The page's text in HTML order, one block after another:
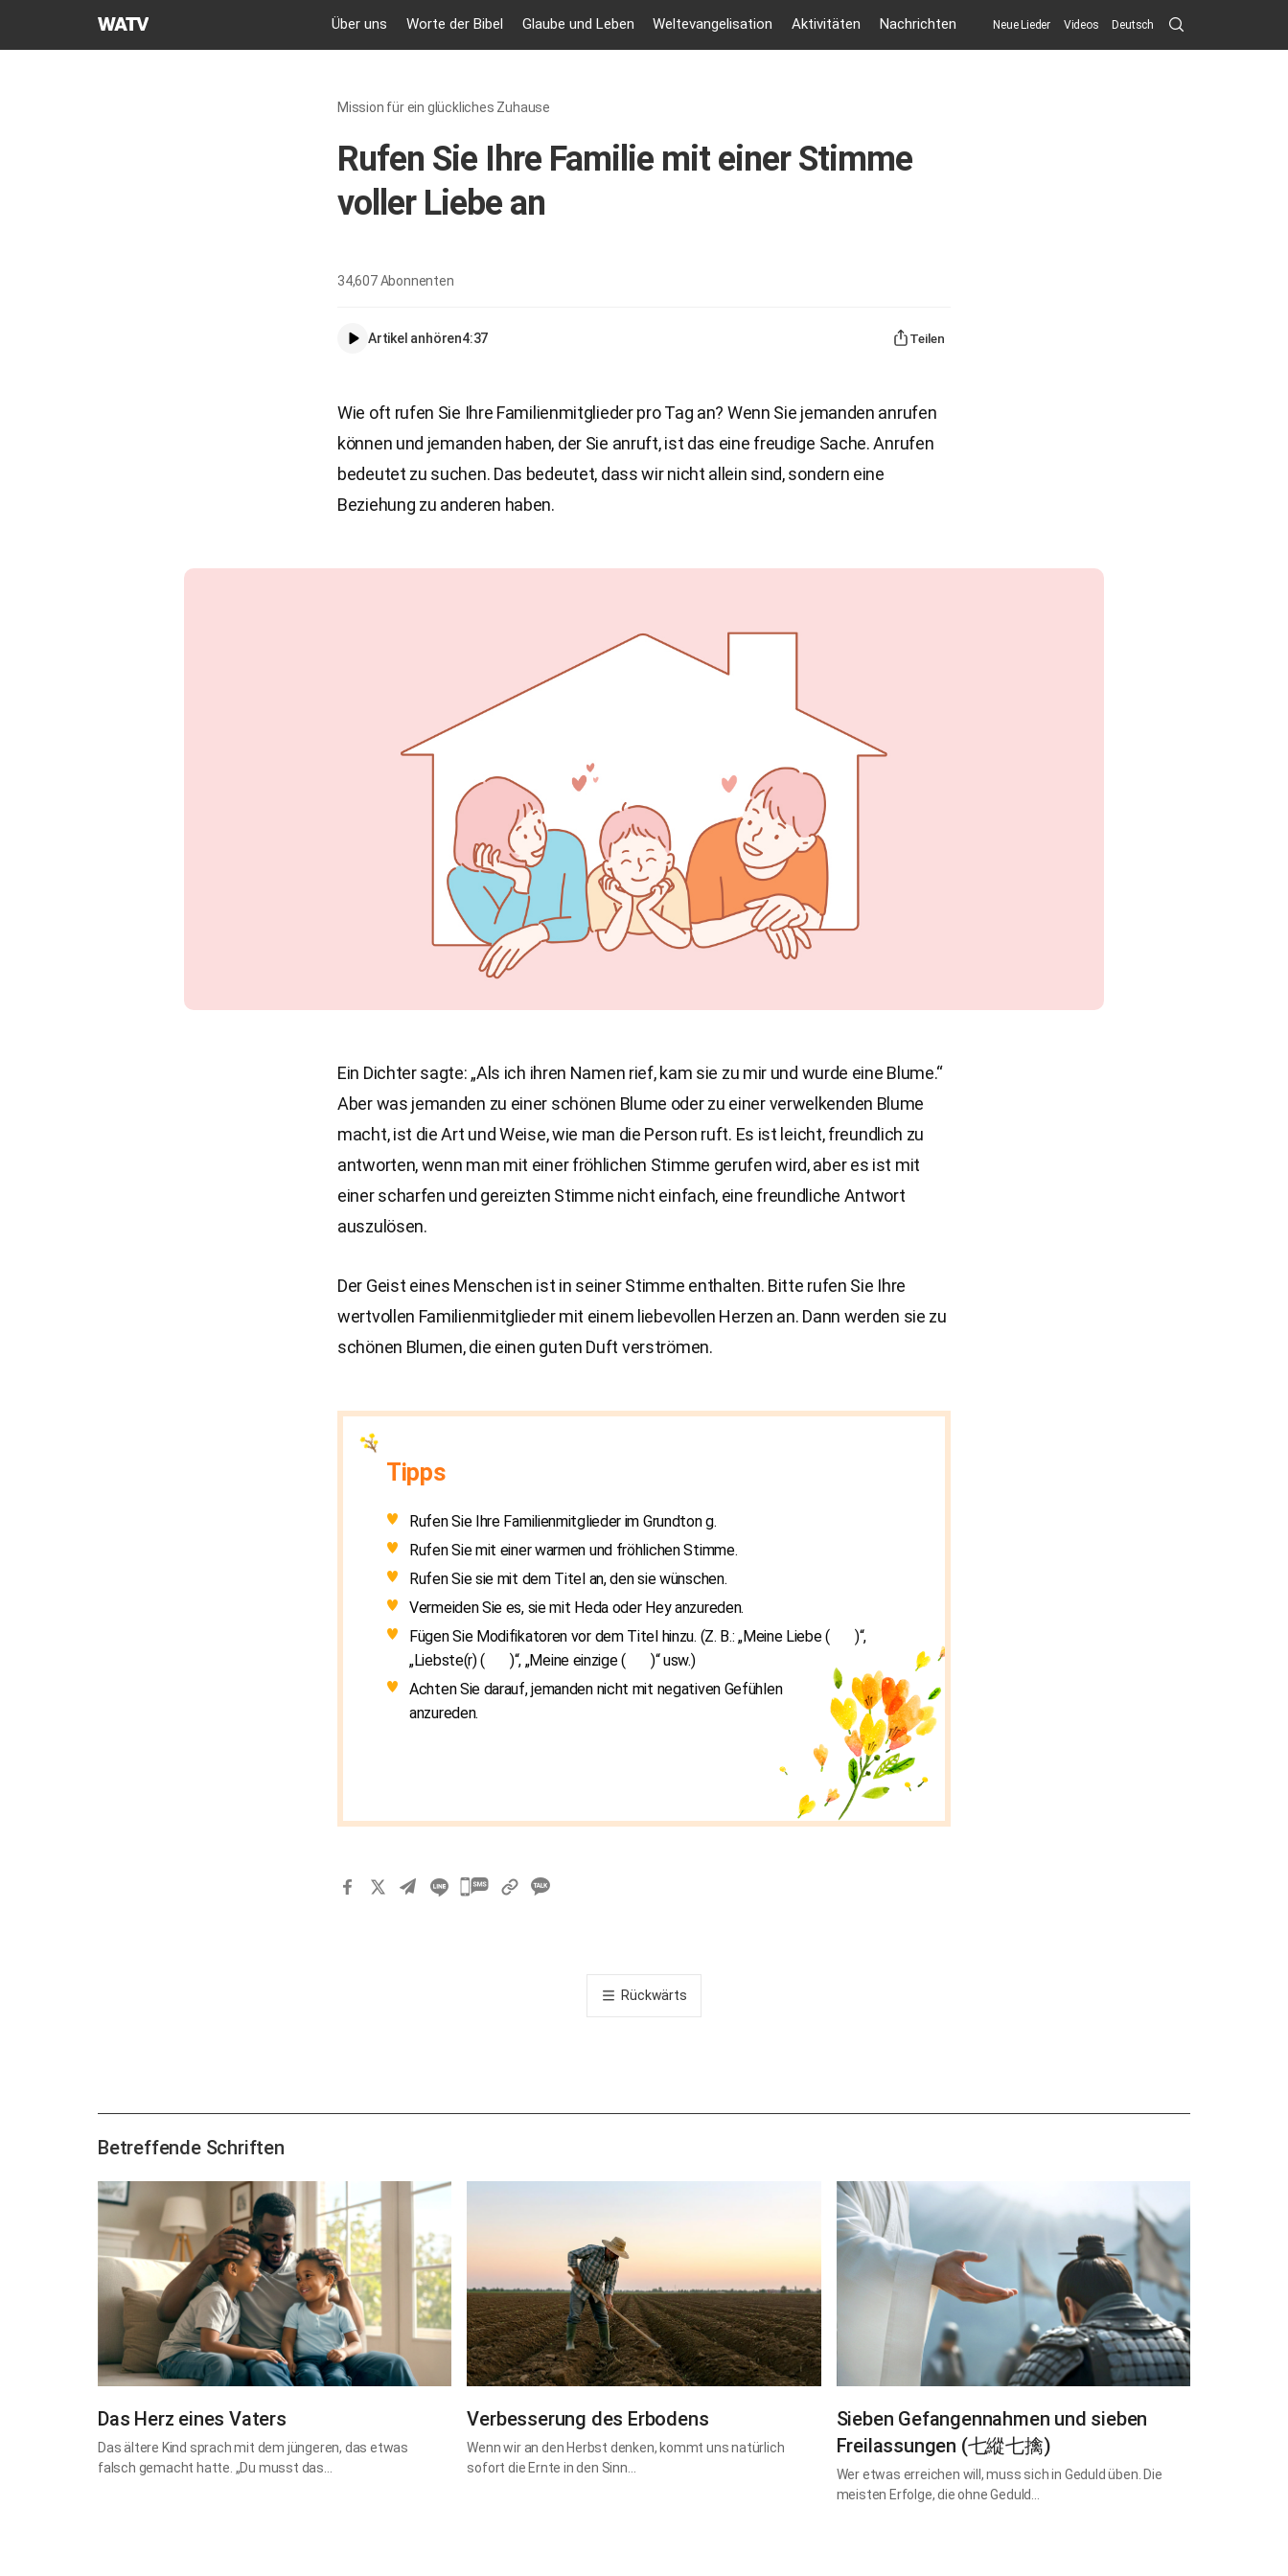
GEMEINDE
Über uns Worte der Bibel Glaube und Leben Weltevangelisation Aktivitäten Nachrichten Neue Lieder Videos Deutsch Search
Submit
Mission für ein glückliches Zuhause
Rufen Sie Ihre Familie mit einer Stimme
voller Liebe an
34,607Abonnenten
Artikel anhören4:37 Teilen
Wie oft rufen Sie Ihre Familienmitglieder pro Tag an? Wenn Sie jemanden anrufen
können und jemanden haben, der Sie anruft, ist das eine freudige Sache. Anrufen
bedeutet zu suchen. Das bedeutet, dass wir nicht allein sind, sondern eine
Beziehung zu anderen haben.
Ein Dichter sagte: „Als ich ihren Namen rief, kam sie zu mir und wurde eine Blume.“
Aber was jemanden zu einer schönen Blume oder zu einer verwelkenden Blume
macht, ist die Art und Weise, wie man die Person ruft. Es ist leicht, freundlich zu
antworten, wenn man mit einer fröhlichen Stimme gerufen wird, aber es ist mit
einer scharfen und gereizten Stimme nicht einfach, eine freundliche Antwort
auszulösen.
Der Geist eines Menschen ist in seiner Stimme enthalten. Bitte rufen Sie Ihre
wertvollen Familienmitglieder mit einem liebevollen Herzen an. Dann werden sie zu
schönen Blumen, die einen guten Duft verströmen.
Tipps
Rufen Sie Ihre Familienmitglieder im Grundton g.
Rufen Sie mit einer warmen und fröhlichen Stimme.
Rufen Sie sie mit dem Titel an, den sie wünschen.
Vermeiden Sie es, sie mit Heda oder Hey anzureden.
Fügen Sie Modifikatoren vor dem Titel hinzu. (Z. B.: „Meine Liebe ( )“,
„Liebste(r) ( )“, „Meine einzige ( )“ usw.)
Achten Sie darauf, jemanden nicht mit negativen Gefühlen
anzureden.
카
Rückwärts
Betreffende Schriften
Das Herz eines Vaters
Das ältere Kind sprach mit dem jüngeren, das etwas
falsch gemacht hatte. „Du musst das…
Verbesserung des Erbodens
Wenn wir an den Herbst denken, kommt uns natürlich
sofort die Ernte in den Sinn…
Sieben Gefangennahmen und sieben
Freilassungen (七縱七擒)
Wer etwas erreichen will, muss sich in Geduld üben. Die
meisten Erfolge, die ohne Geduld…